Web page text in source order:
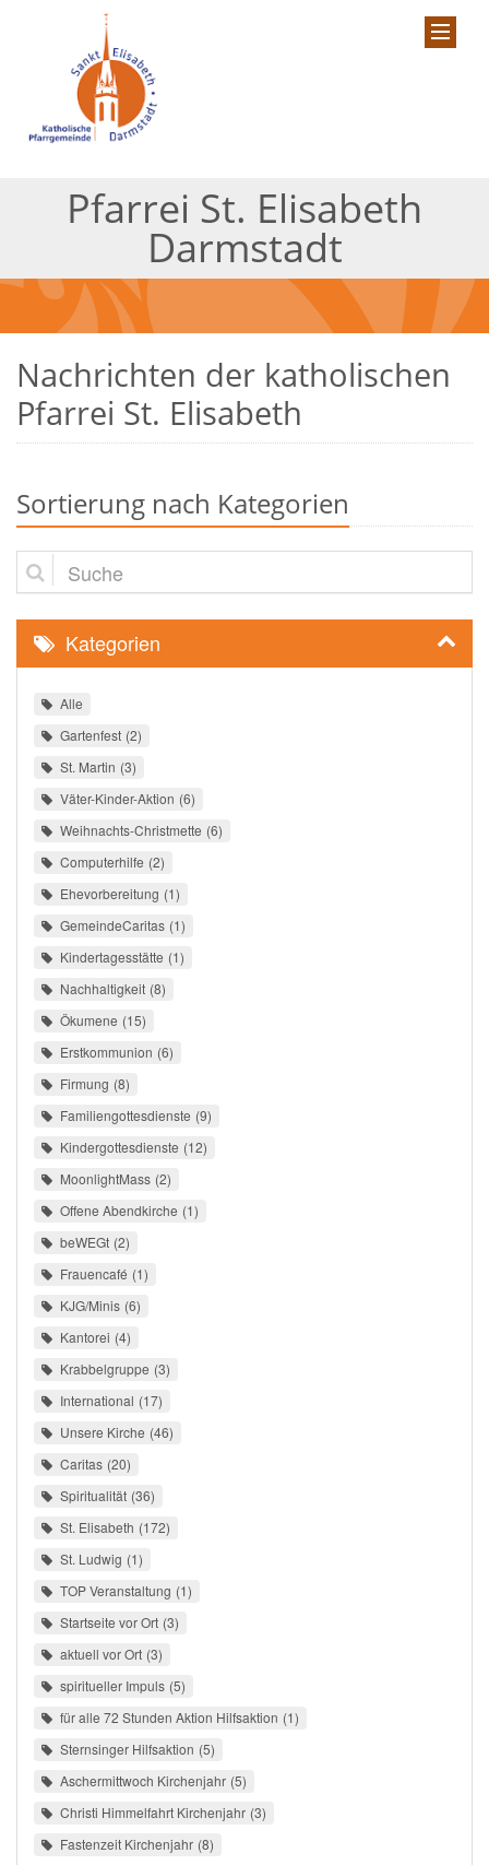
Pfarrei St. Elisabeth
Darmstadt
Nachrichten der katholischen
Pfarrei St. Elisabeth
Sortierung nach Kategorien
Suche
Kategorien
Alle
Gartenfest 2
St. Martin 3
Väter-Kinder-Aktion 6
Weihnachts-Christmette 6
Computerhilfe 2
Ehevorbereitung 1
GemeindeCaritas 1
Kindertagesstätte 1
Nachhaltigkeit 8
Ökumene 15
Erstkommunion 6
Firmung 8
Familiengottesdienste 9
Kindergottesdienste 12
MoonlightMass 2
Offene Abendkirche 1
beWEGt 2
Frauencafé 1
KJG/Minis 6
Kantorei 4
Krabbelgruppe 3
International 17
Unsere Kirche 46
Caritas 20
Spiritualität 36
St. Elisabeth 172
St. Ludwig 1
TOP Veranstaltung 1
Startseite vor Ort 3
aktuell vor Ort 3
spiritueller Impuls 5
für alle 72 Stunden Aktion Hilfsaktion 1
Sternsinger Hilfsaktion 5
Aschermittwoch Kirchenjahr 5
Christi Himmelfahrt Kirchenjahr 3
Fastenzeit Kirchenjahr 8